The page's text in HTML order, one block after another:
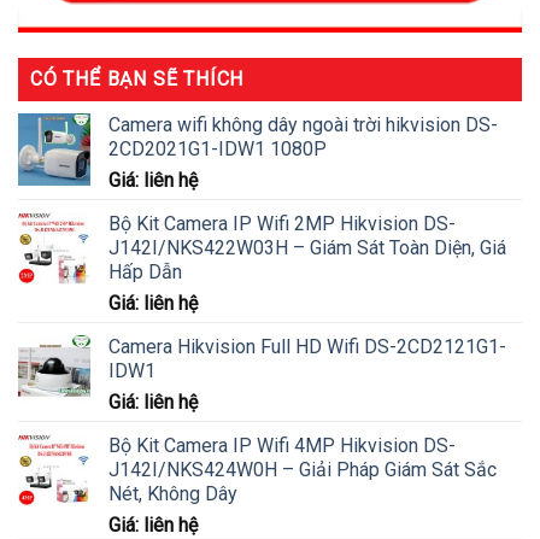
CÓ THỂ BẠN SẼ THÍCH
Camera wifi không dây ngoài trời hikvision DS-
2CD2021G1-IDW1 1080P
Giá: liên hệ
Bộ Kit Camera IP Wifi 2MP Hikvision DS-
J142I/NKS422W03H – Giám Sát Toàn Diện, Giá
Hấp Dẫn
Giá: liên hệ
Camera Hikvision Full HD Wifi DS-2CD2121G1-
IDW1
Giá: liên hệ
Bộ Kit Camera IP Wifi 4MP Hikvision DS-
J142I/NKS424W0H – Giải Pháp Giám Sát Sắc
Nét, Không Dây
Giá: liên hệ